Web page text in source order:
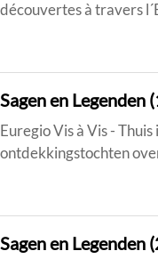
découvertes à travers
Sagen en Legenden
Euregio Vis à Vis -
ontdekkingstochten
Sagen en Legenden